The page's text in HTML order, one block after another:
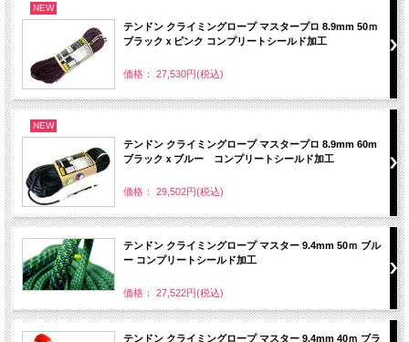
NEW
テンドン クライミングロープ マスタープロ 8.9mm 50ｍ
ブラックｘピンク コンプリートシールド加工
価格： 27,530円(税込)
NEW
テンドン クライミングロープ マスタープロ 8.9mm 60m
ブラックｘブルー コンプリートシールド加工
価格： 29,502円(税込)
テンドン クライミングロープ マスター 9.4mm 50ｍ ブル
ー コンプリートシールド加工
価格： 27,522円(税込)
テンドン クライミングロープ マスター 9.4mm 40ｍ ブラ